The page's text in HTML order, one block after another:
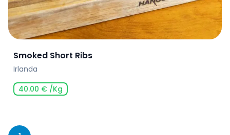
Smoked Short Ribs
Irlanda
40.00 € /Kg